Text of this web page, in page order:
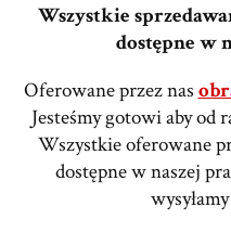
Wszystkie
dostępne w
Oferowane przez nas
Jesteśmy gotowi aby od
Wszystkie oferowane
dostępne w naszej